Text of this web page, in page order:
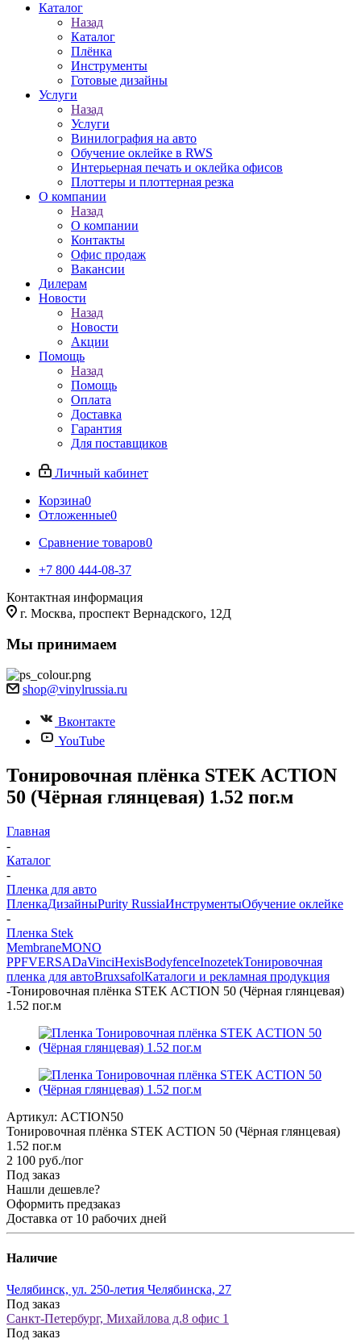
Каталог
Назад
Каталог
Плёнка
Инструменты
Готовые дизайны
Услуги
Назад
Услуги
Винилография на авто
Обучение оклейке в RWS
Интерьерная печать и оклейка офисов
Плоттеры и плоттерная резка
О компании
Назад
О компании
Контакты
Офис продаж
Вакансии
Дилерам
Новости
Назад
Новости
Акции
Помощь
Назад
Помощь
Оплата
Доставка
Гарантия
Для поставщиков
Личный кабинет
Корзина0
Отложенные0
Сравнение товаров0
+7 800 444-08-37
Контактная информация
г. Москва, проспект Вернадского, 12Д
Мы принимаем
shop@vinylrussia.ru
Вконтакте
YouTube
Тонировочная плёнка STEK ACTION
50 (Чёрная глянцевая) 1.52 пог.м
Главная
-
Каталог
-
Пленка для авто
ПленкаДизайныPurity RussiaИнструментыОбучение оклейке
-
Пленка Stek
MembraneMONO
PPFVERSADaVinciHexisBodyfenceInozetekТонировочная
пленка для автоBruxsafolКаталоги и рекламная продукция
-Тонировочная плёнка STEK ACTION 50 (Чёрная глянцевая)
1.52 пог.м
Артикул: ACTION50
Тонировочная плёнка STEK ACTION 50 (Чёрная глянцевая)
1.52 пог.м
2 100 руб./пог
Под заказ
Нашли дешевле?
Оформить предзаказ
Доставка от 10 рабочих дней
Наличие
Челябинск, ул. 250-летия Челябинска, 27
Под заказ
Санкт-Петербург, Михайлова д.8 офис 1
Под заказ